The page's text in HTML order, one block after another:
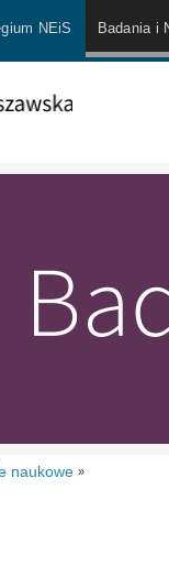
NEiS Badania i
naukowe »